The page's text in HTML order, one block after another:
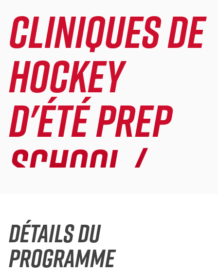
CLINIQUES DE
HOCKEY
D'ÉTÉ PREP
SCHOOL /
JUNIORS
DÉTAILS DU
PROGRAMME